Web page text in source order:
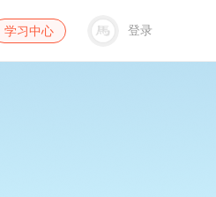
学习中心 登录